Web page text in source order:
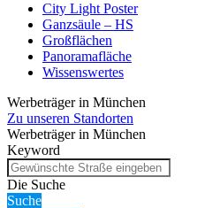
City Light Poster
Ganzsäule – HS
Großflächen
Panoramafläche
Wissenswertes
Werbeträger in München
Zu unseren Standorten
Werbeträger in München
Keyword
Die Suche
Suche